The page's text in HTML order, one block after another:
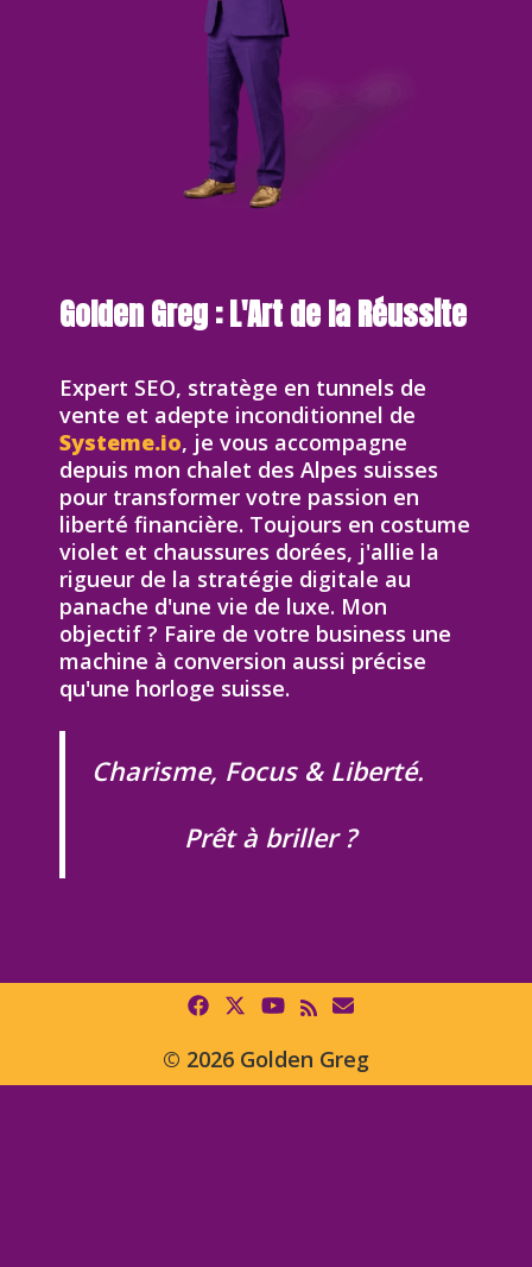
Golden Greg : L'Art de la Réussite
Expert SEO, stratège en tunnels de
vente et adepte inconditionnel de
Systeme.io, je vous accompagne
depuis mon chalet des Alpes suisses
pour transformer votre passion en
liberté financière. Toujours en costume
violet et chaussures dorées, j'allie la
rigueur de la stratégie digitale au
panache d'une vie de luxe. Mon
objectif ? Faire de votre business une
machine à conversion aussi précise
qu'une horloge suisse.
Charisme, Focus & Liberté.
Prêt à briller ?
© 2026 Golden Greg